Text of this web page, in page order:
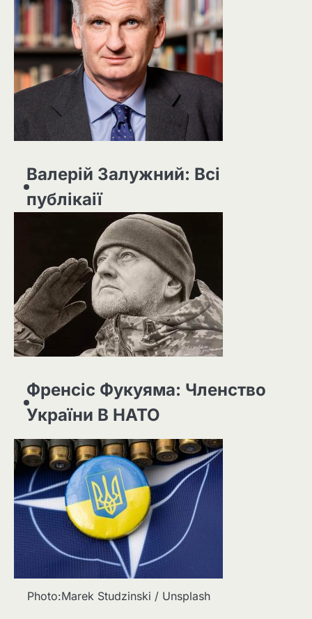
Валерій Залужний: Всі
публікаії
Френсіс Фукуяма: Членство
України В НАТО
Photo:Marek Studzinski / Unsplash